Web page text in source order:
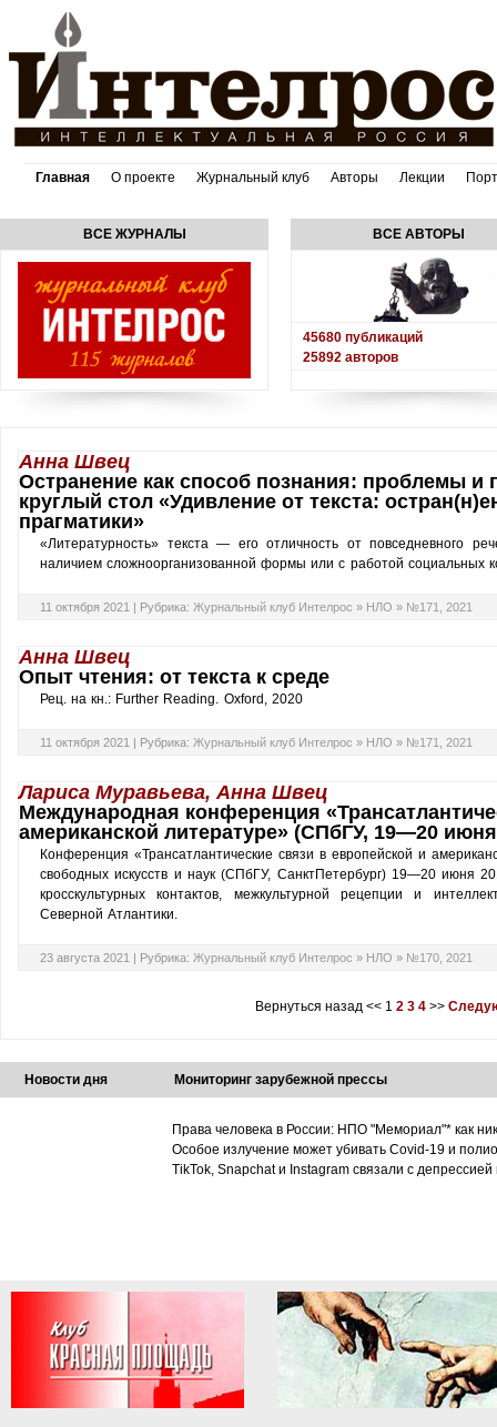
Главная О проекте Журнальный клуб Авторы Лекции
ВСЕ ЖУРНАЛЫ ВСЕ АВТОРЫ
45680 публикаций
25892 авторов
Анна Швец
Остранение как способ познания: проблемы
круглый стол «Удивление от текста:
прагматики»
«Литературность» текста — его отличность от повседневного
наличием сложноорганизованной формы или с работой социальных
11 октября 2021 | Рубрика: Журнальный клуб Интелрос » НЛО » №171, 2021
Анна Швец
Опыт чтения: от текста к среде
Рец. на кн.: Further Reading. Oxford, 2020
11 октября 2021 | Рубрика: Журнальный клуб Интелрос » НЛО » №171, 2021
Лариса Муравьева, Анна Швец
Международная конференция
американской литературе» (СПбГУ, 19—20 июня
Конференция «Трансатлантические связи в европейской и
свободных искусств и наук (СПбГУ, СанктПетербург) 19—20 июня
кросскультурных контактов, межкультурной рецепции и
Северной Атлантики.
23 августа 2021 | Рубрика: Журнальный клуб Интелрос » НЛО » №170, 2021
Вернуться назад<< 1 2 3 4>>
Новости дня Мониторинг зарубежной прессы
Права человека в России: НПО "Мемориал"* как
Особое излучение может убивать Covid-19 и
TikTok, Snapchat и Instagram связали с